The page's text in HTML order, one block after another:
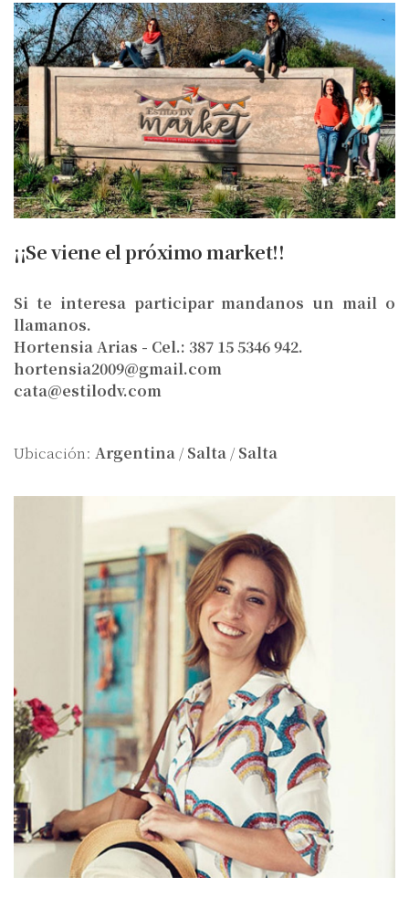
¡¡Se viene el próximo market!!
Si te interesa participar mandanos un mail o
llamanos.
Hortensia Arias - Cel.: 387 15 5346 942.
hortensia2009@gmail.com
cata@estilodv.com
Ubicación: Argentina / Salta / Salta